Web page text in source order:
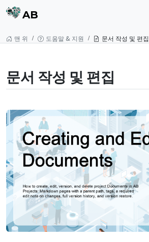
AB
맨 위 도움말 & 지원 문서 작성 및 편집
문서 작성 및 편집